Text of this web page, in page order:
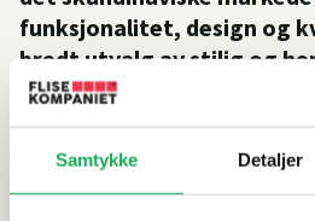
Samtykke Detaljer
funksjonalitet, design og
bredt utvalg av stilig og
Esbada prikken over i-en
kompletterer
praktiske løsninger og en
atmosfære, til en svært